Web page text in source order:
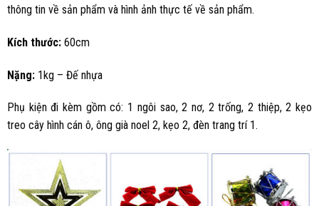
thông tin về sản phẩm và hình ảnh thực tế về sản phẩm.
Kích thước: 60cm
Nặng: 1kg – Đế nhựa
Phụ kiện đi kèm gồm có: 1 ngôi sao, 2 nơ, 2 trống, 2 thiệp, 2 kẹo
treo cây hình cán ô, ông già noel 2, kẹo 2, đèn trang trí 1.